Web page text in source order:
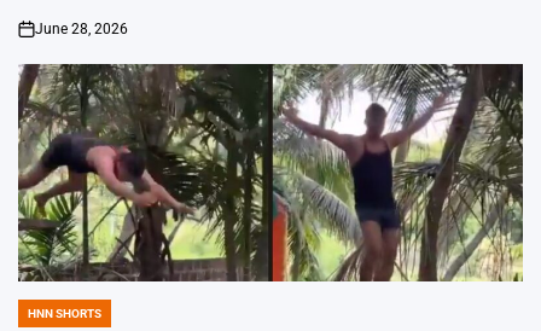
on
June 28, 2026
POSTED
HNN SHORTS